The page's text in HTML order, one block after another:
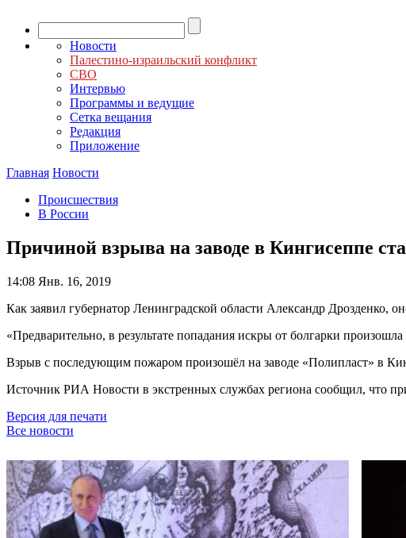
Новости
Палестино-израильский конфликт
СВО
Интервью
Программы и ведущие
Сетка вещания
Редакция
Приложение
Главная Новости
Происшествия
В России
Причиной взрыва на заводе в Кингисеппе
14:08 Янв. 16, 2019
Как заявил губернатор Ленинградской области Александр Дрозденко,
«Предварительно, в результате попадания искры от болгарки
Взрыв с последующим пожаром произошёл на заводе «Полипласт» в
Источник РИА Новости в экстренных службах региона сообщил, что
Версия для печати
Все новости